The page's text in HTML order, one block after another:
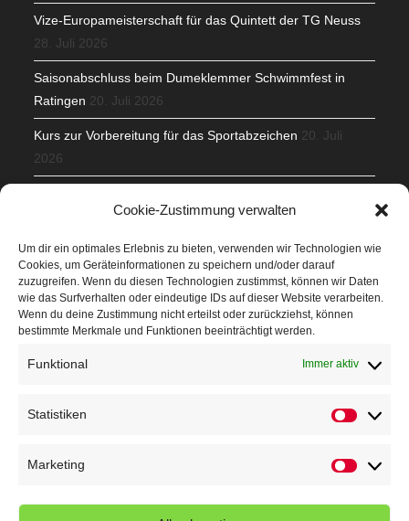
Cookie-Zustimmung verwalten
Um dir ein optimales Erlebnis zu bieten, verwenden wir Technologien wie
Cookies, um Geräteinformationen zu speichern und/oder darauf
zuzugreifen. Wenn du diesen Technologien zustimmst, können wir Daten
wie das Surfverhalten oder eindeutige IDs auf dieser Website verarbeiten.
Wenn du deine Zustimmung nicht erteilst oder zurückziehst, können
bestimmte Merkmale und Funktionen beeinträchtigt werden.
Funktional Immer aktiv
Statistiken
Marketing
Vize-Europameisterschaft für das Quintett der TG Neuss
28. Juli 2026
Saisonabschluss beim Dumeklemmer Schwimmfest in
Ratingen 20. Juli 2026
Kurs zur Vorbereitung für das Sportabzeichen 20. Juli
2026
Veranstaltungen
Höffner Run
Kindersportfest